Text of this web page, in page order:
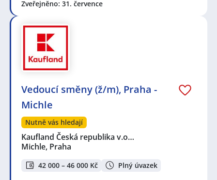
Zveřejněno: 31. července
Vedoucí směny (ž/m), Praha -
Michle
Nutně vás hledají
Kaufland Česká republika v.o…
Michle, Praha
42 000 – 46 000 Kč Plný úvazek